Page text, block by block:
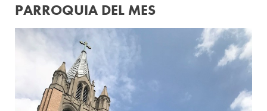
PARROQUIA DEL MES